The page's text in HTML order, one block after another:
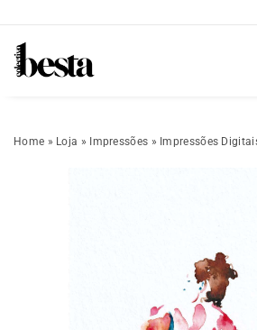
Home » Loja » Impressões » Impressões